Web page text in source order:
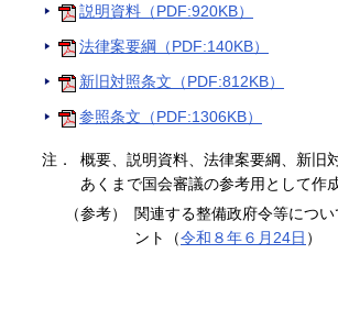
説明資料（PDF:920KB）
法律案要綱（PDF:140KB）
新旧対照条文（PDF:812KB）
参照条文（PDF:1306KB）
注．
概要、説明資料、法律案要綱、新旧
あくまで国会審議の参考用として作
（参考）
関連する整備政府令等につ
ント（令和８年６月24日 ）